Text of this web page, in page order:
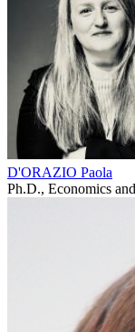
D'ORAZIO Paola
Ph.D., Economics